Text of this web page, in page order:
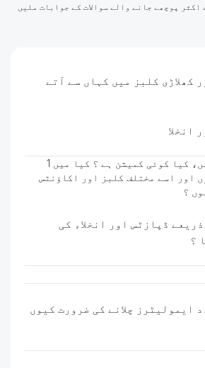
پوچھے جانے والے سوالات کے جوابات ملیں
کھلاڑی کلبز میں کہاں سے آتے
انخلا
کیسے کیے جاتے ہیں، کیا کوئی کمیشن ہے ؟ کیا میں 1
اور اسے مختلف کلبز اور اکاؤنٹس
؟
ڈپازٹس اور انخلاء کی
؟
ایمولیٹرز چلانے کی ضرورت کیوں